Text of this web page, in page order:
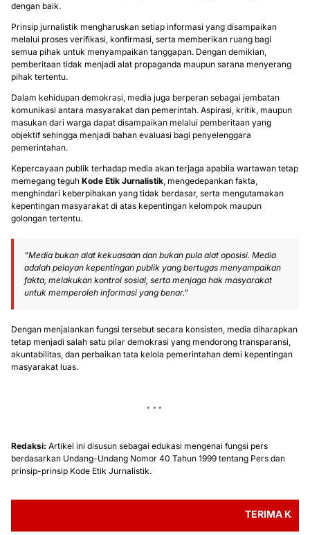
dengan baik.
Prinsip jurnalistik mengharuskan setiap informasi yang disampaikan
melalui proses verifikasi, konfirmasi, serta memberikan ruang bagi
semua pihak untuk menyampaikan tanggapan. Dengan demikian,
pemberitaan tidak menjadi alat propaganda maupun sarana menyerang
pihak tertentu.
Dalam kehidupan demokrasi, media juga berperan sebagai jembatan
komunikasi antara masyarakat dan pemerintah. Aspirasi, kritik, maupun
masukan dari warga dapat disampaikan melalui pemberitaan yang
objektif sehingga menjadi bahan evaluasi bagi penyelenggara
pemerintahan.
Kepercayaan publik terhadap media akan terjaga apabila wartawan tetap
memegang teguh Kode Etik Jurnalistik, mengedepankan fakta,
menghindari keberpihakan yang tidak berdasar, serta mengutamakan
kepentingan masyarakat di atas kepentingan kelompok maupun
golongan tertentu.
"Media bukan alat kekuasaan dan bukan pula alat oposisi. Media
adalah pelayan kepentingan publik yang bertugas menyampaikan
fakta, melakukan kontrol sosial, serta menjaga hak masyarakat
untuk memperoleh informasi yang benar."
Dengan menjalankan fungsi tersebut secara konsisten, media diharapkan
tetap menjadi salah satu pilar demokrasi yang mendorong transparansi,
akuntabilitas, dan perbaikan tata kelola pemerintahan demi kepentingan
masyarakat luas.
Redaksi: Artikel ini disusun sebagai edukasi mengenai fungsi pers
berdasarkan Undang-Undang Nomor 40 Tahun 1999 tentang Pers dan
prinsip-prinsip Kode Etik Jurnalistik.
TERIMA KASIH